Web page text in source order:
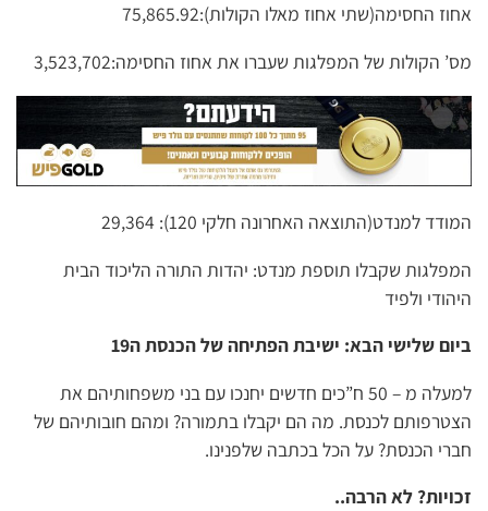
אחוז החסימה(שתי אחוז מאלו הקולות):75,865.92
מס’ הקולות של המפלגות שעברו את אחוז החסימה:3,523,702
המודד למנדט(התוצאה האחרונה חלקי 120): 29,364
המפלגות שקבלו תוספת מנדט: יהדות התורה הליכוד הבית
היהודי ולפיד
ביום שלישי הבא: ישיבת הפתיחה של הכנסת ה19
למעלה מ – 50 ח”כים חדשים יחנכו עם בני משפחותיהם את
הצטרפותם לכנסת. מה הם יקבלו בתמורה? ומהם חובותיהם של
חברי הכנסת? על הכל בכתבה שלפנינו.
זכויות? לא הרבה..